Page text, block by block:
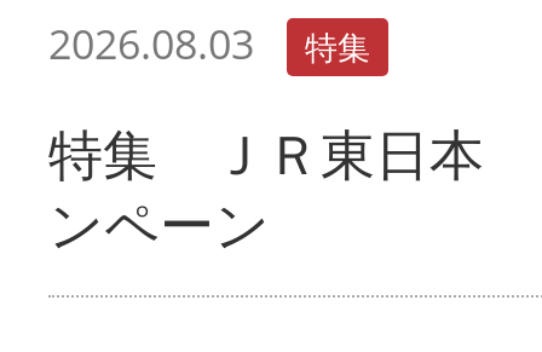
2026.08.03 特集
特集 ＪＲ東日本
ンペーン